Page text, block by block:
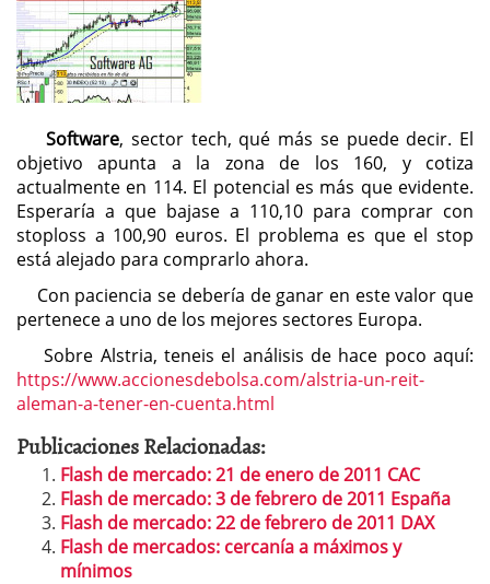
Software, sector tech, qué más se puede decir. El
objetivo apunta a la zona de los 160, y cotiza
actualmente en 114. El potencial es más que evidente.
Esperaría a que bajase a 110,10 para comprar con
stoploss a 100,90 euros. El problema es que el stop
está alejado para comprarlo ahora.
Con paciencia se debería de ganar en este valor que
pertenece a uno de los mejores sectores Europa.
Sobre Alstria, teneis el análisis de hace poco aquí:
https://www.accionesdebolsa.com/alstria-un-reit-
aleman-a-tener-en-cuenta.html
Publicaciones Relacionadas:
Flash de mercado: 21 de enero de 2011 CAC
Flash de mercado: 3 de febrero de 2011 España
Flash de mercado: 22 de febrero de 2011 DAX
Flash de mercados: cercanía a máximos y
mínimos